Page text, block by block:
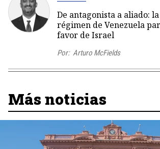
De antagonista a aliado:
régimen de Venezuela
favor de Israel
Por: Arturo McFields
Más noticias